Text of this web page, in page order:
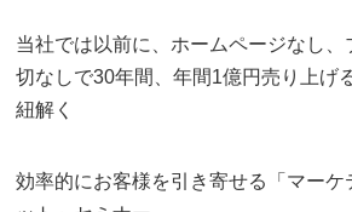
当社では以前に、ホームページなし、
切なしで30年間、年間1億円売り上げ
紐解く
効率的にお客様を引き寄せる「マーケ